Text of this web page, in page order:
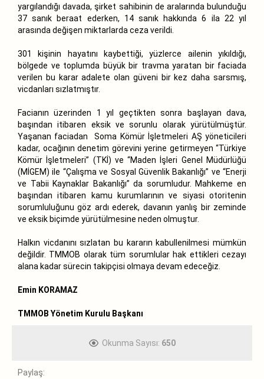
yargılandığı davada, şirket sahibinin de aralarında bulunduğu
37 sanık beraat ederken, 14 sanık hakkında 6 ila 22 yıl
arasında değişen miktarlarda ceza verildi.
301 kişinin hayatını kaybettiği, yüzlerce ailenin yıkıldığı,
bölgede ve toplumda büyük bir travma yaratan bir faciada
verilen bu karar adalete olan güveni bir kez daha sarsmış,
vicdanları sızlatmıştır.
Facianın üzerinden 1 yıl geçtikten sonra başlayan dava,
başından itibaren eksik ve sorunlu olarak yürütülmüştür.
Yaşanan faciadan Soma Kömür İşletmeleri AŞ yöneticileri
kadar, ocağının denetim görevini yerine getirmeyen “Türkiye
Kömür İşletmeleri” (TKİ) ve “Maden İşleri Genel Müdürlüğü
(MİGEM) ile “Çalışma ve Sosyal Güvenlik Bakanlığı” ve “Enerji
ve Tabii Kaynaklar Bakanlığı” da sorumludur. Mahkeme en
başından itibaren kamu kurumlarının ve siyasi otoritenin
sorumluluğunu göz ardı ederek, davanın yanlış bir zeminde
ve eksik biçimde yürütülmesine neden olmuştur.
Halkın vicdanını sızlatan bu kararın kabullenilmesi mümkün
değildir. TMMOB olarak tüm sorumlular hak ettikleri cezayı
alana kadar sürecin takipçisi olmaya devam edeceğiz.
Emin KORAMAZ
TMMOB Yönetim Kurulu Başkanı
Okunma Sayısı: 650
Paylaş: